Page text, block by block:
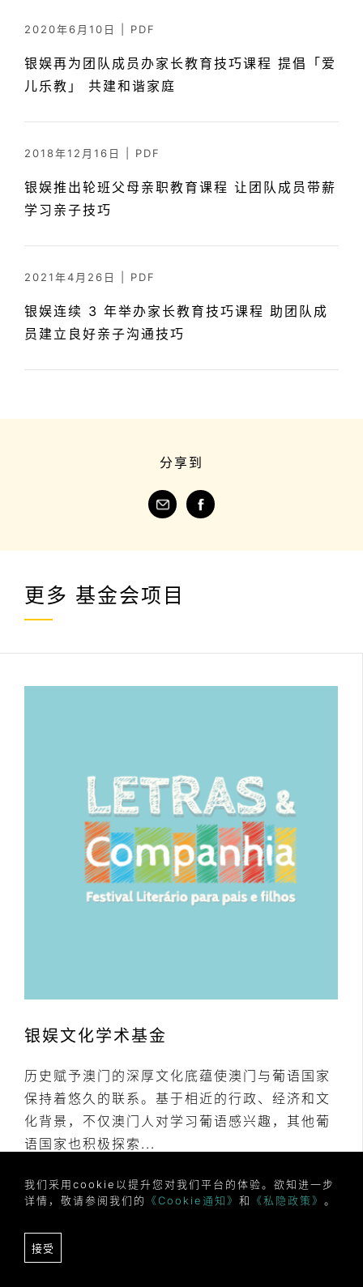
2020年6月10日 PDF
银娱再为团队成员办家长教育技巧课程 提倡「爱
儿乐教」 共建和谐家庭
2018年12月16日 PDF
银娱推出轮班父母亲职教育课程 让团队成员带薪
学习亲子技巧
2021年4月26日 PDF
银娱连续 3 年举办家长教育技巧课程 助团队成
员建立良好亲子沟通技巧
分享到
更多 基金会项目
银娱文化学术基金
历史赋予澳门的深厚文化底蕴使澳门与葡语国家
保持着悠久的联系。基于相近的行政、经济和文
化背景，不仅澳门人对学习葡语感兴趣，其他葡
语国家也积极探索...
我们采用cookie以提升您对我们平台的体验。欲知进一步
详情，敬请参阅我们的
《Cookie通知》 和 《私隐政策》 。
接受